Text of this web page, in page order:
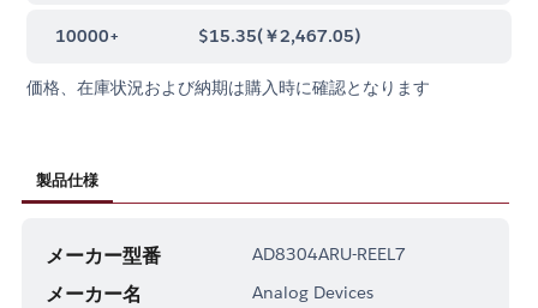
10000+ $15.35(￥2,467.05)
価格、在庫状況および納期は購入時に確認となります
製品仕様
メーカー型番 AD8304ARU-REEL7
メーカー名 Analog Devices